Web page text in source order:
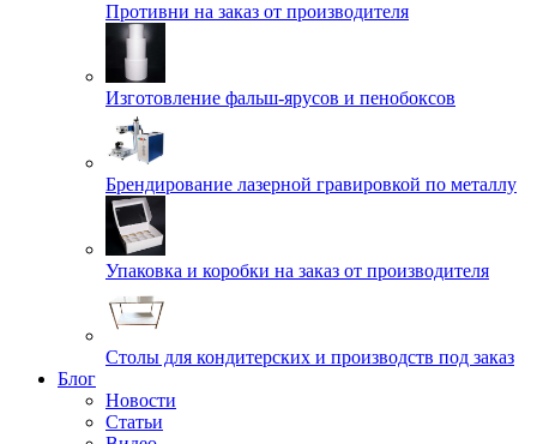
Противни на заказ от производителя
Изготовление фальш-ярусов и пенобоксов
Брендирование лазерной гравировкой по металлу
Упаковка и коробки на заказ от производителя
Cтолы для кондитерских и производств под заказ
Блог
Новости
Статьи